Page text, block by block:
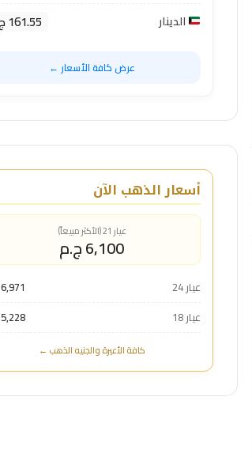
الدينار 161.55 ج.م
عرض كافة الأسعار ←
أسعار الذهب الآن
عيار 21 (الأكثر مبيعاً)
6,100 ج.م
عيار 24
6,971 ج.م
عيار 18
5,228 ج.م
كافة الأعيرة والجنيه الذهب ←